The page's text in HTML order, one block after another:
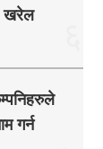
: खरेल
गर्न